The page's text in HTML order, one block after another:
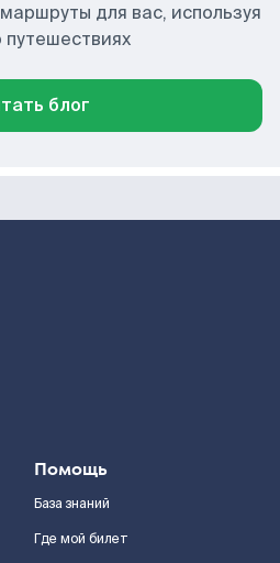
для вас, используя
путешествиях
блог
Помощь
База знаний
Где мой билет